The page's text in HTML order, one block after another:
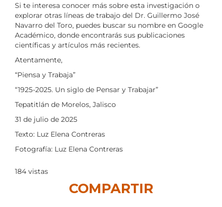
Si te interesa conocer más sobre esta investigación o
explorar otras líneas de trabajo del Dr. Guillermo José
Navarro del Toro, puedes buscar su nombre en Google
Académico, donde encontrarás sus publicaciones
científicas y artículos más recientes.
Atentamente,
“Piensa y Trabaja”
“1925-2025. Un siglo de Pensar y Trabajar”
Tepatitlán de Morelos, Jalisco
31 de julio de 2025
Texto: Luz Elena Contreras
Fotografía: Luz Elena Contreras
184 vistas
COMPARTIR